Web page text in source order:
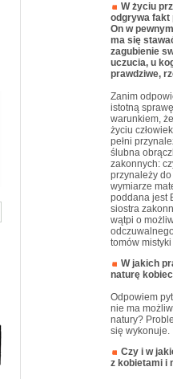
W życiu
odgrywa fakt
On w
ma się
zagubienie
uczucia, u
prawdziwe,
Zanim
istotną
warunkiem,
życiu
pełni
ślubna
zakonnych:
przynależy
wymiarze
poddana jest
siostra
wątpi o
tomów
W jakich
naturę
Odpowiem
nie ma
natury?
się wykonuje.
Czy i w
z kobietami i